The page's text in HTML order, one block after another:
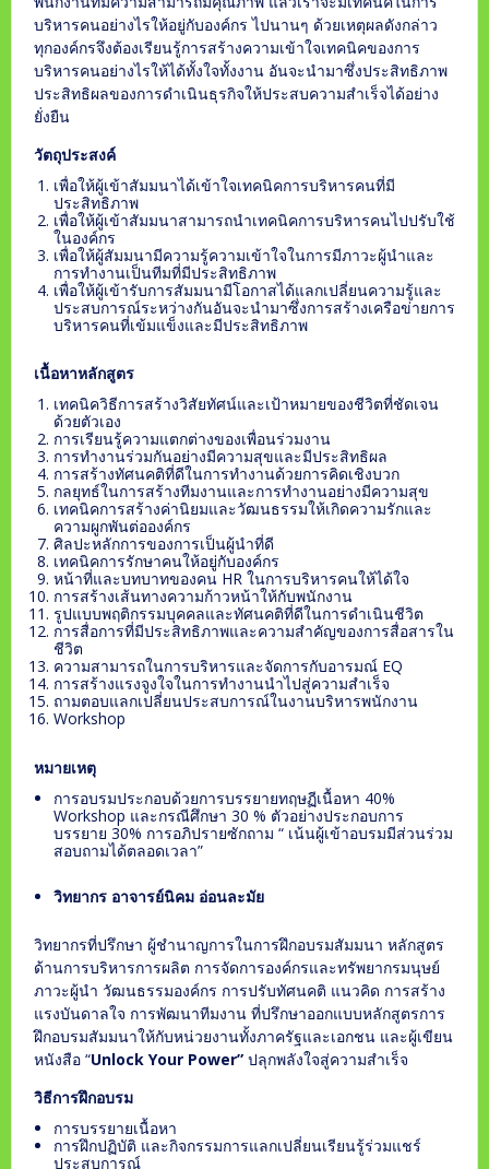
บริหารคนอย่างไรให้อยู่กับองค์กร ไปนานๆ ด้วยเหตุผลดังกล่าว
ทุกองค์กรจึงต้องเรียนรู้การสร้างความเข้าใจเทคนิคของการ
บริหารคนอย่างไรให้ได้ทั้งใจทั้งงาน อันจะนำมาซึ่งประสิทธิภาพ
ประสิทธิผลของการดำเนินธุรกิจให้ประสบความสำเร็จได้อย่าง
ยั่งยืน
วัตถุประสงค์
เพื่อให้ผู้เข้าสัมมนาได้เข้าใจเทคนิคการบริหารคนที่มี
ประสิทธิภาพ
เพื่อให้ผู้เข้าสัมมนาสามารถนำเทคนิคการบริหารคนไปปรับใช้
ในองค์กร
เพื่อให้ผู้สัมมนามีความรู้ความเข้าใจในการมีภาวะผู้นำและ
การทำงานเป็นทีมที่มีประสิทธิภาพ
เพื่อให้ผู้เข้ารับการสัมมนามีโอกาสได้แลกเปลี่ยนความรู้และ
ประสบการณ์ระหว่างกันอันจะนำมาซึ่งการสร้างเครือข่ายการ
บริหารคนที่เข้มแข็งและมีประสิทธิภาพ
เนื้อหาหลักสูตร
เทคนิควิธีการสร้างวิสัยทัศน์และเป้าหมายของชีวิตที่ชัดเจน
ด้วยตัวเอง
การเรียนรู้ความแตกต่างของเพื่อนร่วมงาน
การทำงานร่วมกันอย่างมีความสุขและมีประสิทธิผล
การสร้างทัศนคติที่ดีในการทำงานด้วยการคิดเชิงบวก
กลยุทธ์ในการสร้างทีมงานและการทำงานอย่างมีความสุข
เทคนิคการสร้างค่านิยมและวัฒนธรรมให้เกิดความรักและ
ความผูกพันต่อองค์กร
ศิลปะหลักการของการเป็นผู้นำที่ดี
เทคนิคการรักษาคนให้อยู่กับองค์กร
หน้าที่และบทบาทของคน HR ในการบริหารคนให้ได้ใจ
การสร้างเส้นทางความก้าวหน้าให้กับพนักงาน
รูปแบบพฤติกรรมบุคคลและทัศนคติที่ดีในการดำเนินชีวิต
การสื่อการที่มีประสิทธิภาพและความสำคัญของการสื่อสารใน
ชีวิต
ความสามารถในการบริหารและจัดการกับอารมณ์ EQ
การสร้างแรงจูงใจในการทำงานนำไปสู่ความสำเร็จ
ถามตอบแลกเปลี่ยนประสบการณ์ในงานบริหารพนักงาน
Workshop
หมายเหตุ
การอบรมประกอบด้วยการบรรยายทฤษฏีเนื้อหา 40%
Workshop และกรณีศึกษา 30 % ตัวอย่างประกอบการ
บรรยาย 30% การอภิปรายซักถาม “ เน้นผู้เข้าอบรมมีส่วนร่วม
สอบถามได้ตลอดเวลา”
วิทยากร อาจารย์นิคม อ่อนละมัย
วิทยากรที่ปรึกษา ผู้ชำนาญการในการฝึกอบรมสัมมนา หลักสูตร
ด้านการบริหารการผลิต การจัดการองค์กรและทรัพยากรมนุษย์
ภาวะผู้นำ วัฒนธรรมองค์กร การปรับทัศนคติ แนวคิด การสร้าง
แรงบันดาลใจ การพัฒนาทีมงาน ที่ปรึกษาออกแบบหลักสูตรการ
ฝึกอบรมสัมมนาให้กับหน่วยงานทั้งภาครัฐและเอกชน และผู้เขียน
หนังสือ “Unlock Your Power” ปลุกพลังใจสู่ความสำเร็จ
วิธีการฝึกอบรม
การบรรยายเนื้อหา
การฝึกปฏิบัติ และกิจกรรมการแลกเปลี่ยนเรียนรู้ร่วมแชร์
ประสบการณ์